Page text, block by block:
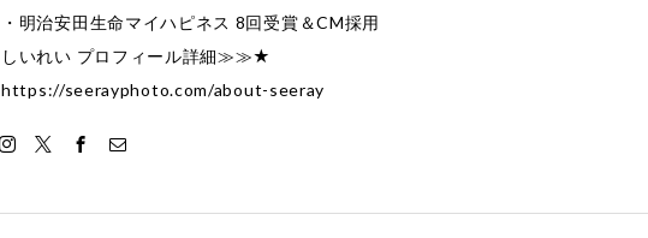
・明治安田生命マイハピネス 8回受賞＆CM採用
しいれい プロフィール詳細≫≫★
https://seerayphoto.com/about-seeray